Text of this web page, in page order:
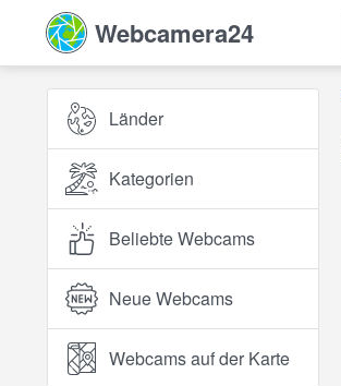
Webcamera24
Länder
Kategorien
Beliebte Webcams
Neue Webcams
Webcams auf der Karte